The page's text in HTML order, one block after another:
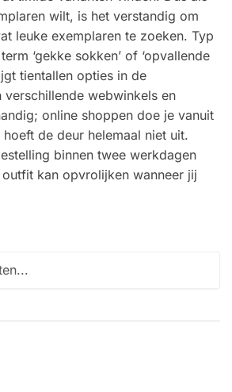
wilt, is het verstandig om
leuke exemplaren te zoeken. Typ
‘gekke sokken’ of ‘opvallende
tientallen opties in de
verschillende webwinkels en
online shoppen doe je vanuit
de deur helemaal niet uit.
binnen twee werkdagen
kan opvrolijken wanneer jij